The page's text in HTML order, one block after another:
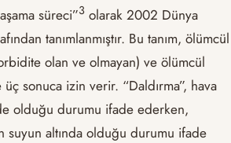
süreci”​3​ olarak 2002 Dünya
tanımlanmıştır. Bu tanım, ölümcül
olan ve olmayan) ve ölümcül
sonuca izin verir. “Daldırma”, hava
olduğu durumu ifade ederken,
suyun altında olduğu durumu ifade